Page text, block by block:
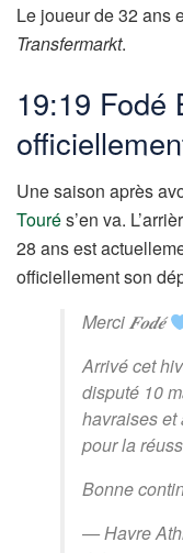
Le joueur de 32 ans
Transfermarkt.
19:19 Fodé
Une saison après
Tourés’en va.
28 ans est
officiellement son
Merci 𝑭𝒐𝒅𝒆́
Arrivé cet
disputé 10
havraises et
pour la
Bonne
— Havre